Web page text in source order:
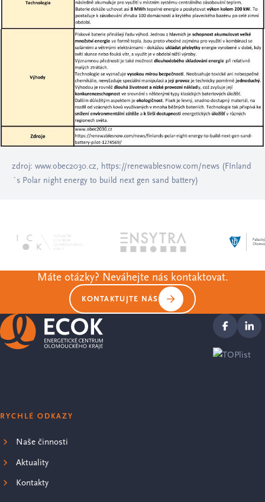
zdroj: www.obec2030.cz, https://renewablesnow.com/news (FInland
´s Polar night energy to build next gen sand battery)
Máte otázky? Neváhejte nás kontaktovat.
KONTAKTUJTE NÁS
RYCHLÉ ODKAZY
Naše činnosti
Aktuality
Kontakty